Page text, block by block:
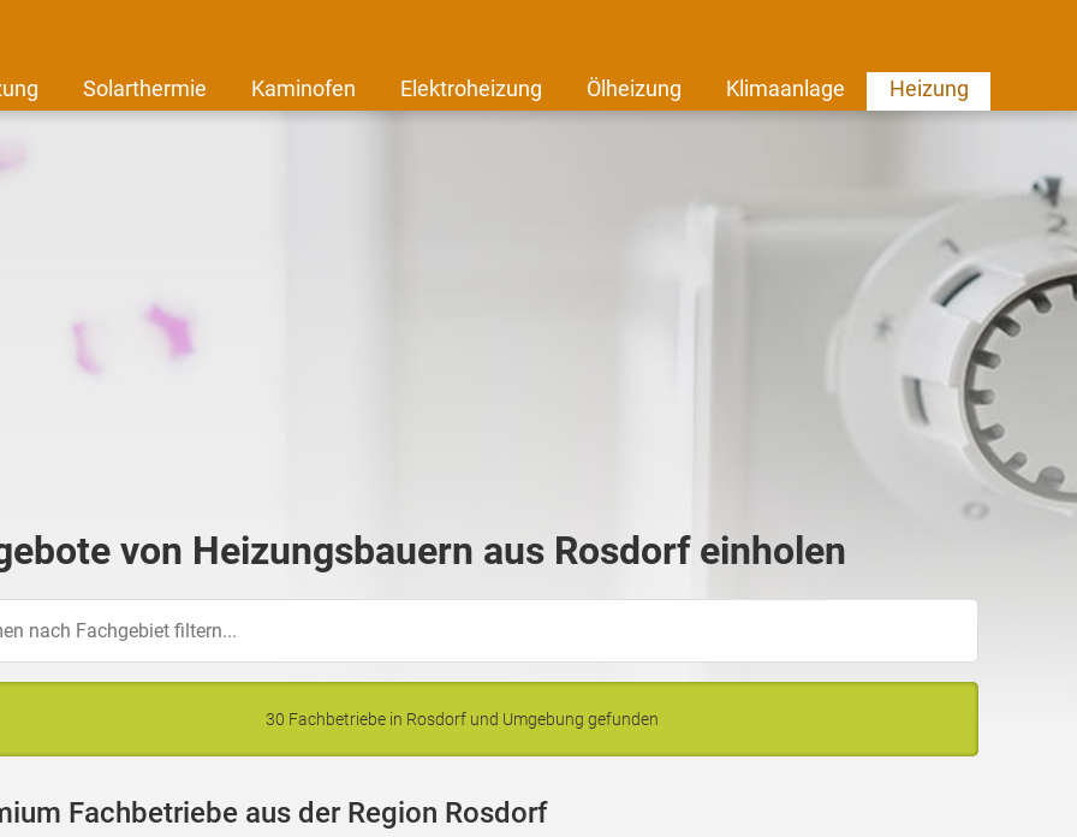
Solarthermie Kaminofen Elektroheizung Ölheizung Klimaanlage Heizung
von Heizungsbauern aus Rosdorf einholen
30 Fachbetriebe in Rosdorf und Umgebung gefunden
Fachbetriebe aus der Region Rosdorf